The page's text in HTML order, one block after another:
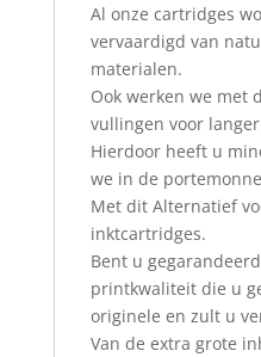
Al onze cartridges
vervaardigd van
materialen.
Ook werken we met
vullingen voor
Hierdoor heeft u
we in de
Met dit Alternatief
inktcartridges.
Bent u
printkwaliteit die u
originele en zult u
Van de extra grote